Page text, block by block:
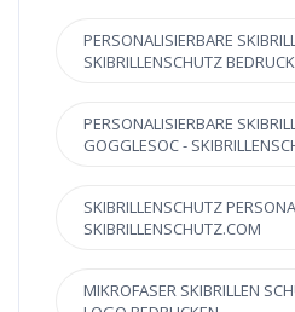
PERSONALISIERBARE
SKIBRILLENSCHUTZ
PERSONALISIERBARE
GOGGLESOC -
SKIBRILLENSCHUTZ
SKIBRILLENSCHUTZ.COM
MIKROFASER SKIBRILLEN